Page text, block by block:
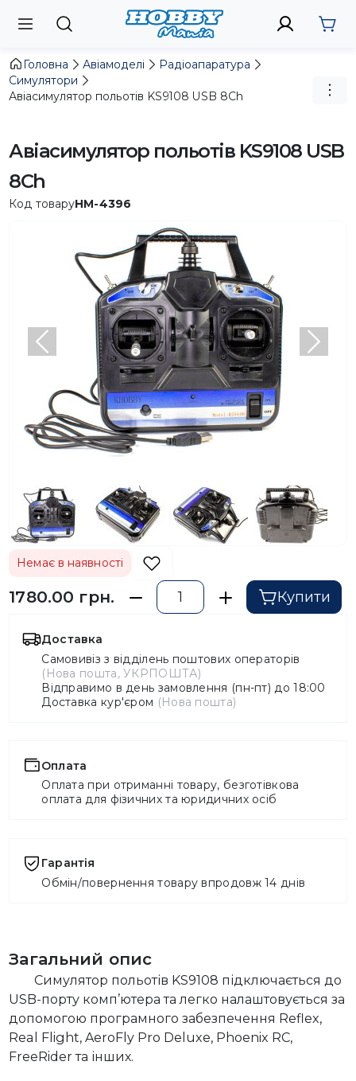
Головна Авіамоделі
Радіоапаратура
Симулятори
Авіасимулятор польотів KS9108 USB 8Ch
Авіасимулятор польотів KS9108 USB
8Ch
Код товаруHM-4396
Попередній
Немає в наявності
1780.00 грн. Купити
Доставка
Самовивіз з відділень поштових операторів
(Нова пошта, УКРПОШТА)
Відправимо в день замовлення (пн-пт) до 18:00
Доставка кур'єром (Нова пошта)
Оплата
Оплата при отриманні товару, безготівкова
оплата для фізичних та юридичних осіб
Гарантія
Обмін/повернення товару впродовж 14 днів
Загальний опис
Симулятор польотів KS9108 підключається до
USB-порту комп’ютера та легко налаштовується за
допомогою програмного забезпечення Reflex,
Real Flight, AeroFly Pro Deluxe, Phoenix RC,
FreeRider та інших.